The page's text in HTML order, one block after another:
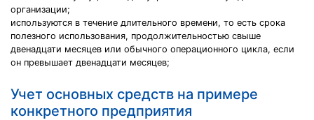
организации;
используются в течение длительного времени, то есть срока
полезного использования, продолжительностью свыше
двенадцати месяцев или обычного операционного цикла, если
он превышает двенадцати месяцев;
Учет основных средств на примере
конкретного предприятия